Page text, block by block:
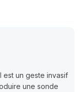
un geste invasif
une sonde